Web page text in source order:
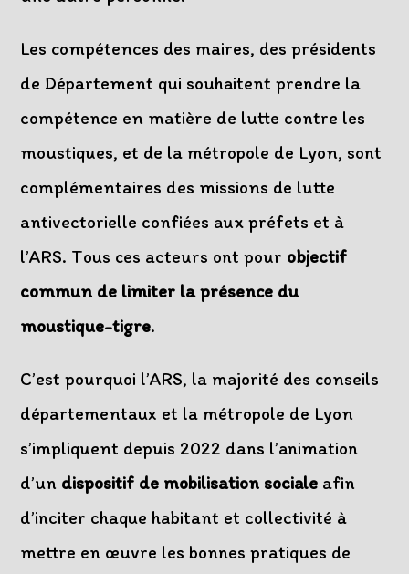
Les compétences des maires, des présidents
de Département qui souhaitent prendre la
compétence en matière de lutte contre les
moustiques, et de la métropole de Lyon, sont
complémentaires des missions de lutte
antivectorielle confiées aux préfets et à
l’ARS. Tous ces acteurs ont pour objectif
commun de limiter la présence du
moustique-tigre.
C’est pourquoi l’ARS, la majorité des conseils
départementaux et la métropole de Lyon
s’impliquent depuis 2022 dans l’animation
d’un dispositif de mobilisation sociale afin
d’inciter chaque habitant et collectivité à
mettre en œuvre les bonnes pratiques de